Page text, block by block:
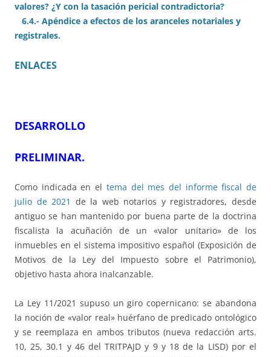
valores? ¿Y con la tasación pericial contradictoria?
6.4.- Apéndice a efectos de los aranceles notariales y
registrales.
ENLACES
DESARROLLO
PRELIMINAR.
Como indicada en el tema del mes del informe fiscal de
julio de 2021 de la web notarios y registradores, desde
antiguo se han mantenido por buena parte de la doctrina
fiscalista la acuñación de un «valor unitario» de los
inmuebles en el sistema impositivo español (Exposición de
Motivos de la Ley del Impuesto sobre el Patrimonio),
objetivo hasta ahora inalcanzable.
La Ley 11/2021 supuso un giro copernicano: se abandona
la noción de «valor real» huérfano de predicado ontológico
y se reemplaza en ambos tributos (nueva redacción arts.
10, 25, 30.1 y 46 del TRITPAJD y 9 y 18 de la LISD) por el